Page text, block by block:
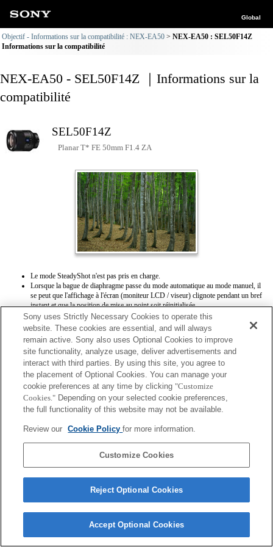
Global
Objectif - Informations sur la compatibilité : NEX-EA50
NEX-EA50 : SEL50F14Z
Informations sur la compatibilité
NEX-EA50 - SEL50F14Z ｜Informations sur la
compatibilité
SEL50F14Z
Planar T* FE 50mm F1.4 ZA
Le mode SteadyShot n'est pas pris en charge.
Lorsque la bague de diaphragme passe du mode automatique au mode manuel, il
se peut que l'affichage à l'écran (moniteur LCD / viseur) clignote pendant un bref
instant et que la position de mise au point soit réinitialisée.
Lorsque la bague de diaphragme est positionnée sur le mode manuel, les
informations Exif [Modèle d'objectif] et [Valeur d'ouverture maximale] ne sont
pas enregistrées correctement.
Lorsque la bague de diaphragme est définie sur le mode manuel, la valeur
d'ouverture est définie sur la valeur indiquée sur la bague, quel que soit le mode
d'exposition.
Lorsque l'appareil entre en veille durant le mode film et durant l'enregistrement
vidéo, il bascule en mise au point manuelle (MF).
Sony uses Strictly Necessary Cookies to operate this
website. These cookies are essential, and will always
remain active. Sony also uses Optional Cookies to improve
site functionality, analyze usage, deliver advertisements and
interact with third parties. By using this site, you agree to
the placement of Optional Cookies. You can manage your
cookie preferences at any time by clicking "Customize
Cookies." Depending on your selected cookie preferences,
the full functionality of this website may not be available.
Review our Cookie Policyfor more information.
Customize Cookies
Reject Optional Cookies
Accept Optional Cookies